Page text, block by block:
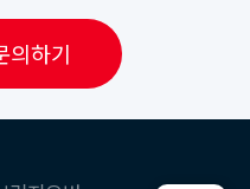
의하기